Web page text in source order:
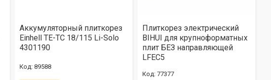
Аккумуляторный плиткорез
Einhell TE-TC 18/115 Li-Solo
4301190
89588
Плиткорез электрический
BIHUI для крупноформатных
плит БЕЗ направляющей
LFEC5
77377